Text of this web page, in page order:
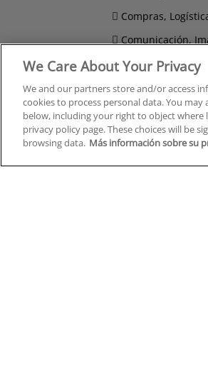
Compras,
Comunicación,
Derecho y
Cursos en A Coruña
Cursos en Albacete
Cursos en Alicante
We Care About Your Privacy
We and our partners store and/or access
cookies to process personal data. You
below, including your right to object
privacy policy page. These choices will be
browsing data. Más información sobre su